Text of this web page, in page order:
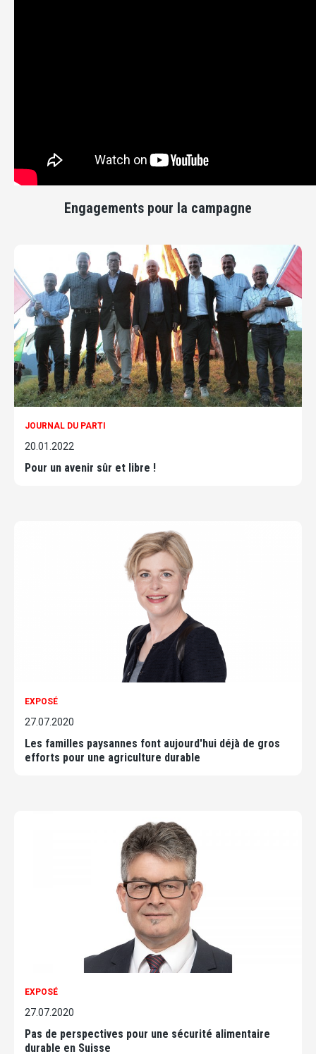
Engagements pour la campagne
JOURNAL DU PARTI
20.01.2022
Pour un avenir sûr et libre !
EXPOSÉ
27.07.2020
Les familles paysannes font aujourd'hui déjà de gros
efforts pour une agriculture durable
EXPOSÉ
27.07.2020
Pas de perspectives pour une sécurité alimentaire
durable en Suisse